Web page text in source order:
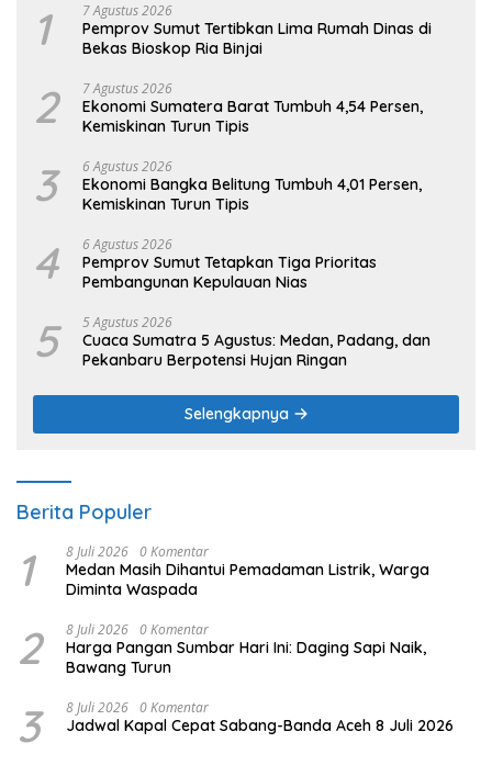
1 7 Agustus 2026
Pemprov Sumut Tertibkan Lima Rumah Dinas di
Bekas Bioskop Ria Binjai
2 7 Agustus 2026
Ekonomi Sumatera Barat Tumbuh 4,54 Persen,
Kemiskinan Turun Tipis
3 6 Agustus 2026
Ekonomi Bangka Belitung Tumbuh 4,01 Persen,
Kemiskinan Turun Tipis
4 6 Agustus 2026
Pemprov Sumut Tetapkan Tiga Prioritas
Pembangunan Kepulauan Nias
5 5 Agustus 2026
Cuaca Sumatra 5 Agustus: Medan, Padang, dan
Pekanbaru Berpotensi Hujan Ringan
Selengkapnya
Berita Populer
1 8 Juli 2026 0 Komentar
Medan Masih Dihantui Pemadaman Listrik, Warga
Diminta Waspada
2 8 Juli 2026 0 Komentar
Harga Pangan Sumbar Hari Ini: Daging Sapi Naik,
Bawang Turun
3 8 Juli 2026 0 Komentar
Jadwal Kapal Cepat Sabang-Banda Aceh 8 Juli 2026